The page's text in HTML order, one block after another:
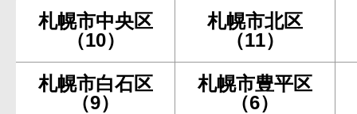
札幌市中央区
（10）
札幌市北区
（11）
札幌市白石区
（9）
札幌市豊平区
（6）